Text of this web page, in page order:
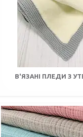
В'ЯЗАНІ ПЛЕДИ З